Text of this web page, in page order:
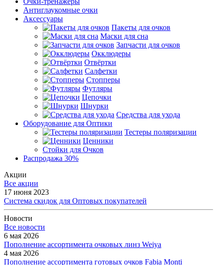
Антиглаукомные очки
Аксессуары
Пакеты для очков
Маски для сна
Запчасти для очков
Окклюдеры
Отвёртки
Салфетки
Стопперы
Футляры
Цепочки
Шнурки
Средства для ухода
Оборудование для Оптики
Тестеры поляризации
Ценники
Стойки для Очков
Распродажа 30%
Акции
Все акции
17 июня 2023
Система скидок для Оптовых покупателей
Новости
Все новости
6 мая 2026
Пополнение ассортимента очковых линз Weiya
4 мая 2026
Пополнение ассортимента готовых очков Fabia Monti